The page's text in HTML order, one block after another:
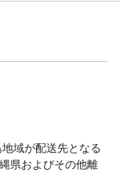
域が配送先となる
県およびその他離